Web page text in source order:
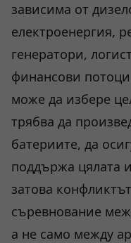
зависима от
електроенергия,
генератори,
финансови
може да избере
трябва да
батериите, да
поддържа цялата
затова
съревнование
а не само между